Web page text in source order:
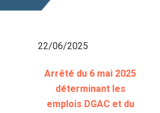
22/06/2025
Arrêté du 6 mai 2025
déterminant les
emplois DGAC et du